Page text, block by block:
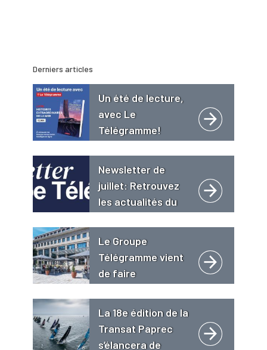
Derniers articles
Un été de lecture,
avec Le
Télégramme!
Newsletter de
juillet: Retrouvez
les actualités du
Le Groupe
Télégramme vient
de faire
Grand Bé **** Hôtel
Restaurant Spa
La 18e édition de la
Transat Paprec
s’élancera de